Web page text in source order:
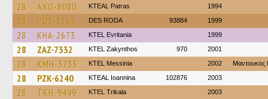
28 AXO-8080 KTEAL Patras 1994
28 POT-3165 DES RODA 93884 1999
28 KHA-2673 ΚΤΕL Evritania 1999
28 ZAZ-7332 KTEL Zakynthos 970 2001
28 KMH-3233 KTEL Messinia 2002 Μαντουκος
28 PZK-6240 KTEAL Ioannina 102876 2003
28 TKH-9499 ΚΤΕL Τrikala 2003